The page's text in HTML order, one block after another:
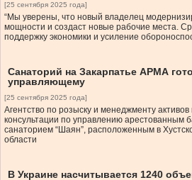
[25 сентября 2025 года]
“Мы уверены, что новый владелец
мощности и создаст новые рабочие места.
поддержку экономики и усиление
Санаторий на Закарпатье АРМА
управляющему
[25 сентября 2025 года]
Агентство по розыску и менеджменту
консультации по управлению арестованным
санаторием “Шаян”, расположенным в
области
В Украине насчитывается 1240